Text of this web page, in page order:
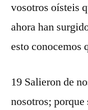
vosotros oísteis
ahora han
esto conocemos
19 Salieron de
nosotros;